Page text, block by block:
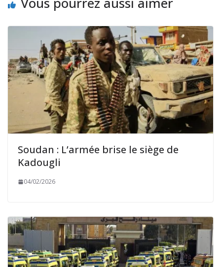
Soudan : L’armée brise le siège de
Kadougli
04/02/2026